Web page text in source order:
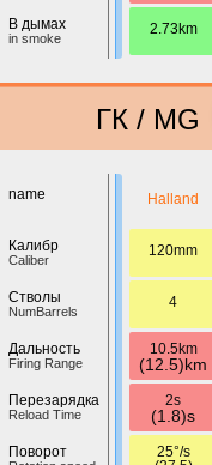
В дымах
in smoke
2.73km
ГК / MG
name
Калибр
Caliber
Стволы
NumBarrels
Дальность
Firing Range
Перезарядка
Reload Time
Поворот
Halland
120mm
4
10.5km
(12.5)km
2s
(1.8)s
25°/s